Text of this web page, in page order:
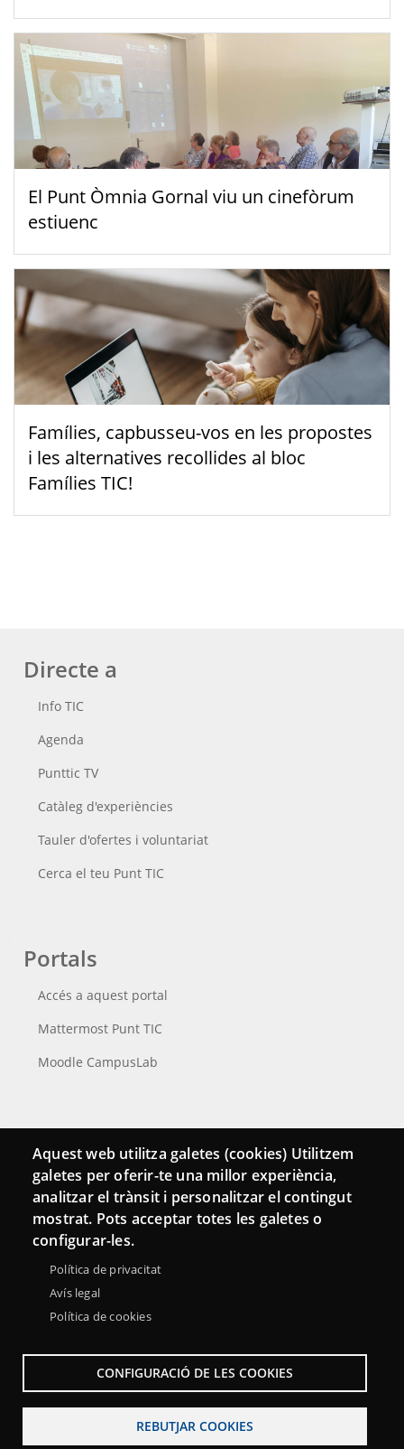
El Punt Òmnia Gornal viu un cinefòrum
estiuenc
Famílies, capbusseu-vos en les propostes
i les alternatives recollides al bloc
Famílies TIC!
Directe a
Info TIC
Agenda
Punttic TV
Catàleg d'experiències
Tauler d'ofertes i voluntariat
Cerca el teu Punt TIC
Portals
Accés a aquest portal
Mattermost Punt TIC
Moodle CampusLab
Connecta
Bustia de contacte
Butlletins
Aquest web utilitza galetes (cookies) Utilitzem
galetes per oferir-te una millor experiència,
analitzar el trànsit i personalitzar el contingut
mostrat. Pots acceptar totes les galetes o
configurar-les.
Política de privacitat
Avís legal
Política de cookies
CONFIGURACIÓ DE LES COOKIES
REBUTJAR COOKIES